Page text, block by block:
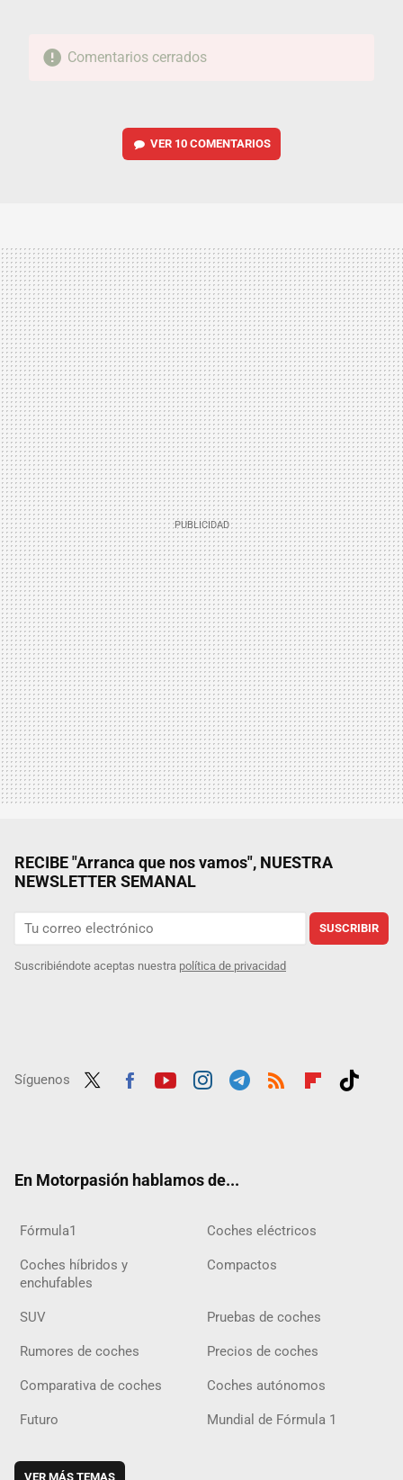
Comentarios cerrados
VER 10 COMENTARIOS
RECIBE "Arranca que nos vamos", NUESTRA
NEWSLETTER SEMANAL
SUSCRIBIR
Suscribiéndote aceptas nuestra política de privacidad
Síguenos
En Motorpasión hablamos de...
Fórmula1 Coches eléctricos
Coches híbridos y
enchufables
Compactos
SUV Pruebas de coches
Rumores de coches Precios de coches
Comparativa de coches Coches autónomos
Futuro Mundial de Fórmula 1
VER MÁS TEMAS